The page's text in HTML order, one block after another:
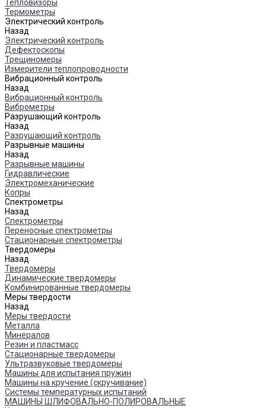
Тепловизоры
Термометры
Электрический контроль
Назад
Электрический контроль
Дефектоскопы
Трещиномеры
Измерители теплопроводности
Вибрационный контроль
Назад
Вибрационный контроль
Виброметры
Разрушающий контроль
Назад
Разрушающий контроль
Разрывные машины
Назад
Разрывные машины
Гидравлические
Электромеханические
Копры
Спектрометры
Назад
Спектрометры
Переносные спектрометры
Стационарные спектрометры
Твердомеры
Назад
Твердомеры
Динамические твердомеры
Комбинированные твердомеры
Меры твердости
Назад
Меры твердости
Металла
Минералов
Резин и пластмасс
Стационарные твердомеры
Ультразвуковые твердомеры
Машины для испытания пружин
Машины на кручение (скручивание)
Системы температурных испытаний
МАШИНЫ ШЛИФОВАЛЬНО-ПОЛИРОВАЛЬНЫЕ